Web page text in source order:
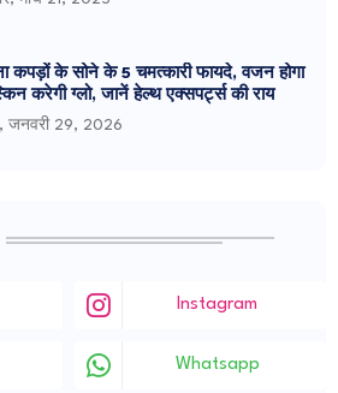
कपड़ों के सोने के 5 चमत्कारी फायदे, वजन होगा
करेगी ग्लो, जानें हेल्थ एक्सपर्ट्स की राय
जनवरी 29, 2026
Instagram
Whatsapp